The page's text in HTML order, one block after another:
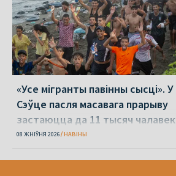
«Усе мігранты павінны сысці». У
Сэўце пасля масавага прарыву
застаюцца да 11 тысяч чалавек
08 ЖНІЎНЯ 2026 НАВІНЫ